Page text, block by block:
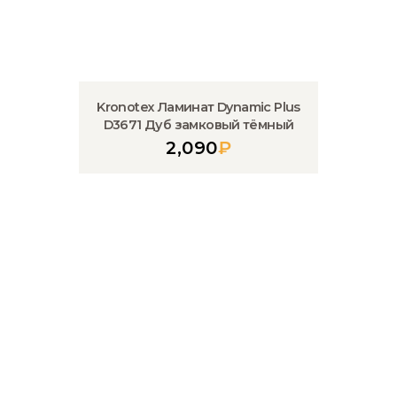
Kronotex Ламинат Dynamic Plus
D3671 Дуб замковый тёмный
2,090₽